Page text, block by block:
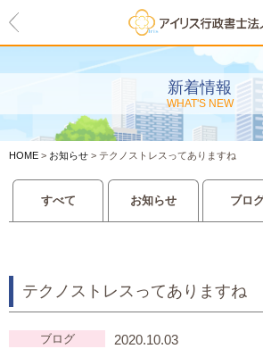
新着情報
WHAT'S NEW
HOME > お知らせ > テクノストレスってありますね
すべて お知らせ ブロ
テクノストレスってありますね
ブログ 2020.10.03
HOME
アイリス
代表ご挨
のお約束
会社概要
サービス
入管等
建設業許